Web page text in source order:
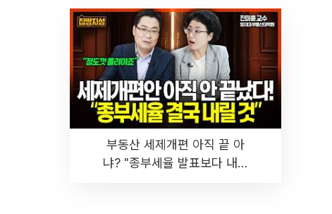
부동산 세제개편 아직 끝 아
냐? "종부세율 발표보다 내릴